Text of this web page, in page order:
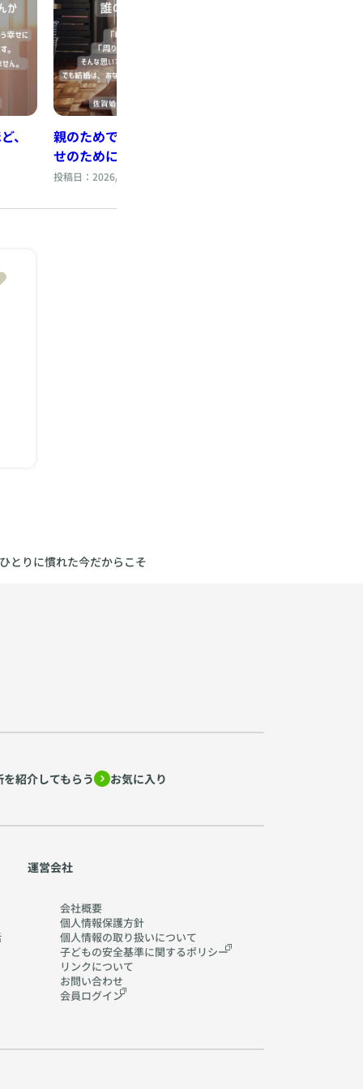
、
親のためではなく、自分の幸
せのために婚活していい
投稿日：2026/08/03
ひとりに慣れた今だからこそ
紹介してもらう お気に入り
運営会社
会社概要
個人情報保護方針
個人情報の取り扱いについて
子どもの安全基準に関するポリシー
リンクについて
お問い合わせ
会員ログイン